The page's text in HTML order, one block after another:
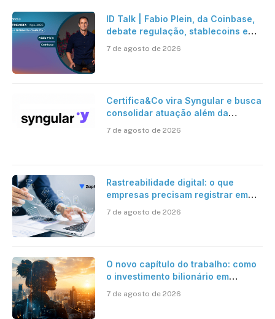
ID Talk | Fabio Plein, da Coinbase,
debate regulação, stablecoins e
7 de agosto de 2026
Certifica&Co vira Syngular e busca
consolidar atuação além da
7 de agosto de 2026
Rastreabilidade digital: o que
empresas precisam registrar em
7 de agosto de 2026
O novo capítulo do trabalho: como
o investimento bilionário em
verdadeira era da inteligência
7 de agosto de 2026